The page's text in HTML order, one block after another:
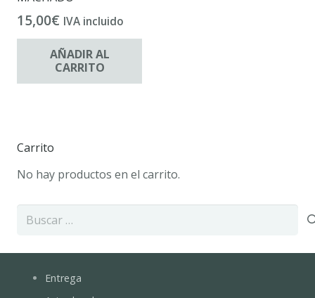
15,00€ IVA incluido
AÑADIR AL
CARRITO
Carrito
No hay productos en el carrito.
Buscar:
Entrega